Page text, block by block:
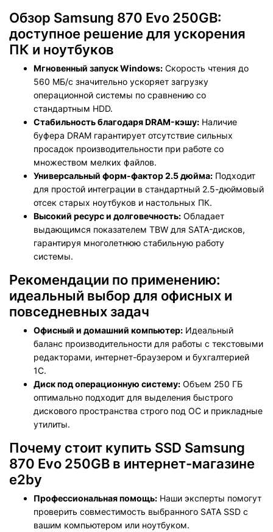
Обзор Samsung 870 Evo 250GB:
доступное решение для ускорения
ПК и ноутбуков
Мгновенный запуск Windows: Скорость чтения до
560 МБ/с значительно ускоряет загрузку
операционной системы по сравнению со
стандартным HDD.
Стабильность благодаря DRAM-кэшу: Наличие
буфера DRAM гарантирует отсутствие сильных
просадок производительности при работе со
множеством мелких файлов.
Универсальный форм-фактор 2.5 дюйма: Подходит
для простой интеграции в стандартный 2.5-дюймовый
отсек старых ноутбуков и настольных ПК.
Высокий ресурс и долговечность: Обладает
выдающимся показателем TBW для SATA-дисков,
гарантируя многолетнюю стабильную работу
системы.
Рекомендации по применению:
идеальный выбор для офисных и
повседневных задач
Офисный и домашний компьютер: Идеальный
баланс производительности для работы с текстовыми
редакторами, интернет-браузером и бухгалтерией
1С.
Диск под операционную систему: Объем 250 ГБ
оптимально подходит для выделения быстрого
дискового пространства строго под ОС и прикладные
утилиты.
Почему стоит купить SSD Samsung
870 Evo 250GB в интернет-магазине
e2by
Профессиональная помощь: Наши эксперты помогут
проверить совместимость выбранного SATA SSD с
вашим компьютером или ноутбуком.